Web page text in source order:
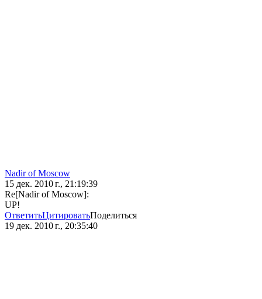
Nadir of Moscow
15 дек. 2010 г., 21:19:39
Re[Nadir of Moscow]:
UP!
ОтветитьЦитироватьПоделиться
19 дек. 2010 г., 20:35:40